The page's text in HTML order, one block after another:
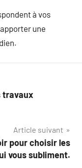
à vos
une
travaux
Article suivant
pour choisir les
vous subliment.